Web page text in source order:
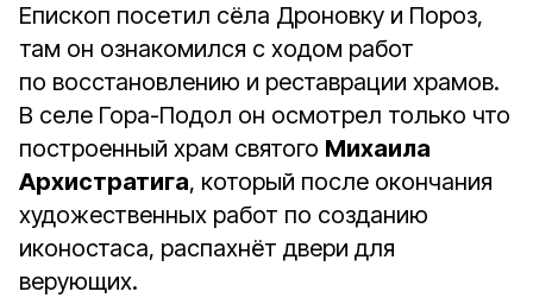
Епископ посетил сёла Дроновку и Пороз,
там он ознакомился с ходом работ
по восстановлению и реставрации храмов.
В селе Гора-Подол он осмотрел только что
построенный храм святого Михаила
Архистратига, который после окончания
художественных работ по созданию
иконостаса, распахнёт двери для
верующих.